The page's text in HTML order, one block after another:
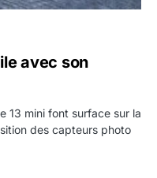
avec son
13 mini font surface sur la
des capteurs photo